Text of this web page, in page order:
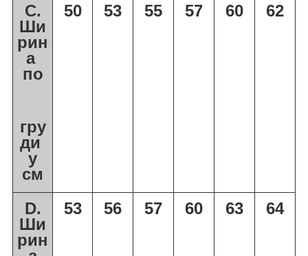
С.
Ши
рин
а
по
гру
ди
у
см
50 53 55 57 60 62
D.
Ши
рин
53 56 57 60 63 64